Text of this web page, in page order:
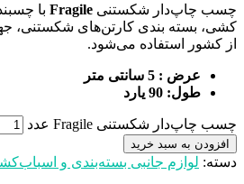
چسب چاپ‌دار شکستنی Fragile با
کشی، بسته بندی کارتن‌های شکستنی،
از کشور استفاده می‌شود.
عرض : 5 سانتی متر
طول: 90 یارد
چسب چاپ‌دار شکستنی Fragile عدد
افزودن به سبد خرید
دسته: لوازم جانبی بسته‌بندی و